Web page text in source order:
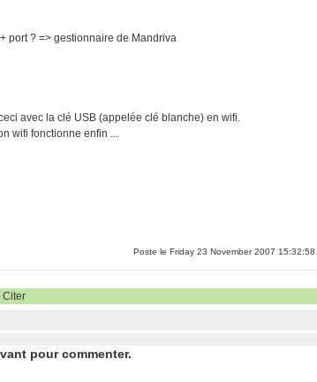
port ? => gestionnaire de Mandriva
avec la clé USB (appelée clé blanche) en wifi.
wifi fonctionne enfin ...
Poste le Friday 23 November 2007 15:32:58
Citer
pour commenter.